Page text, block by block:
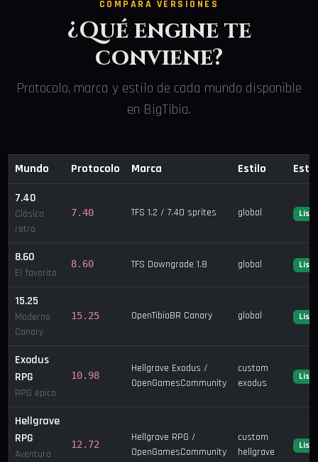
COMPARÁ VERSIONES
¿Qué engine te
conviene?
Protocolo, marca y estilo de cada mundo disponible
en BigTibia.
Mundo Protocolo Marca Estilo
7.40
Clásico
retro
7.40 TFS 1.2 / 7.40 sprites global Listo
8.60
El favorito
8.60 TFS Downgrade 1.8 global Listo
15.25
Moderno
Canary
15.25 OpenTibiaBR Canary global Listo
Exodus
RPG
RPG épico
10.98
Hellgrave Exodus /
OpenGamesCommunity
custom
exodus
Listo
Hellgrave
RPG
Aventura
12.72
Hellgrave RPG /
OpenGamesCommunity
custom
hellgrave
Listo